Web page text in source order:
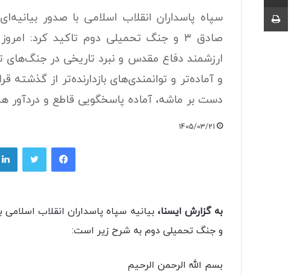
صادق ۳ و جنگ تحمیلی دوم تاکید کرد:
و آماده‌تر و توانمندی‌های بازدارنده‌تر از
دست بر ماشه، آماده پاسخگویی قاطع و دردآور
1405/03/21
فیسبوک
به گزارش ایسنا،
و جنگ تحمیلی دوم به شرح زیر است:
بسم الله الرحمن الرحیم